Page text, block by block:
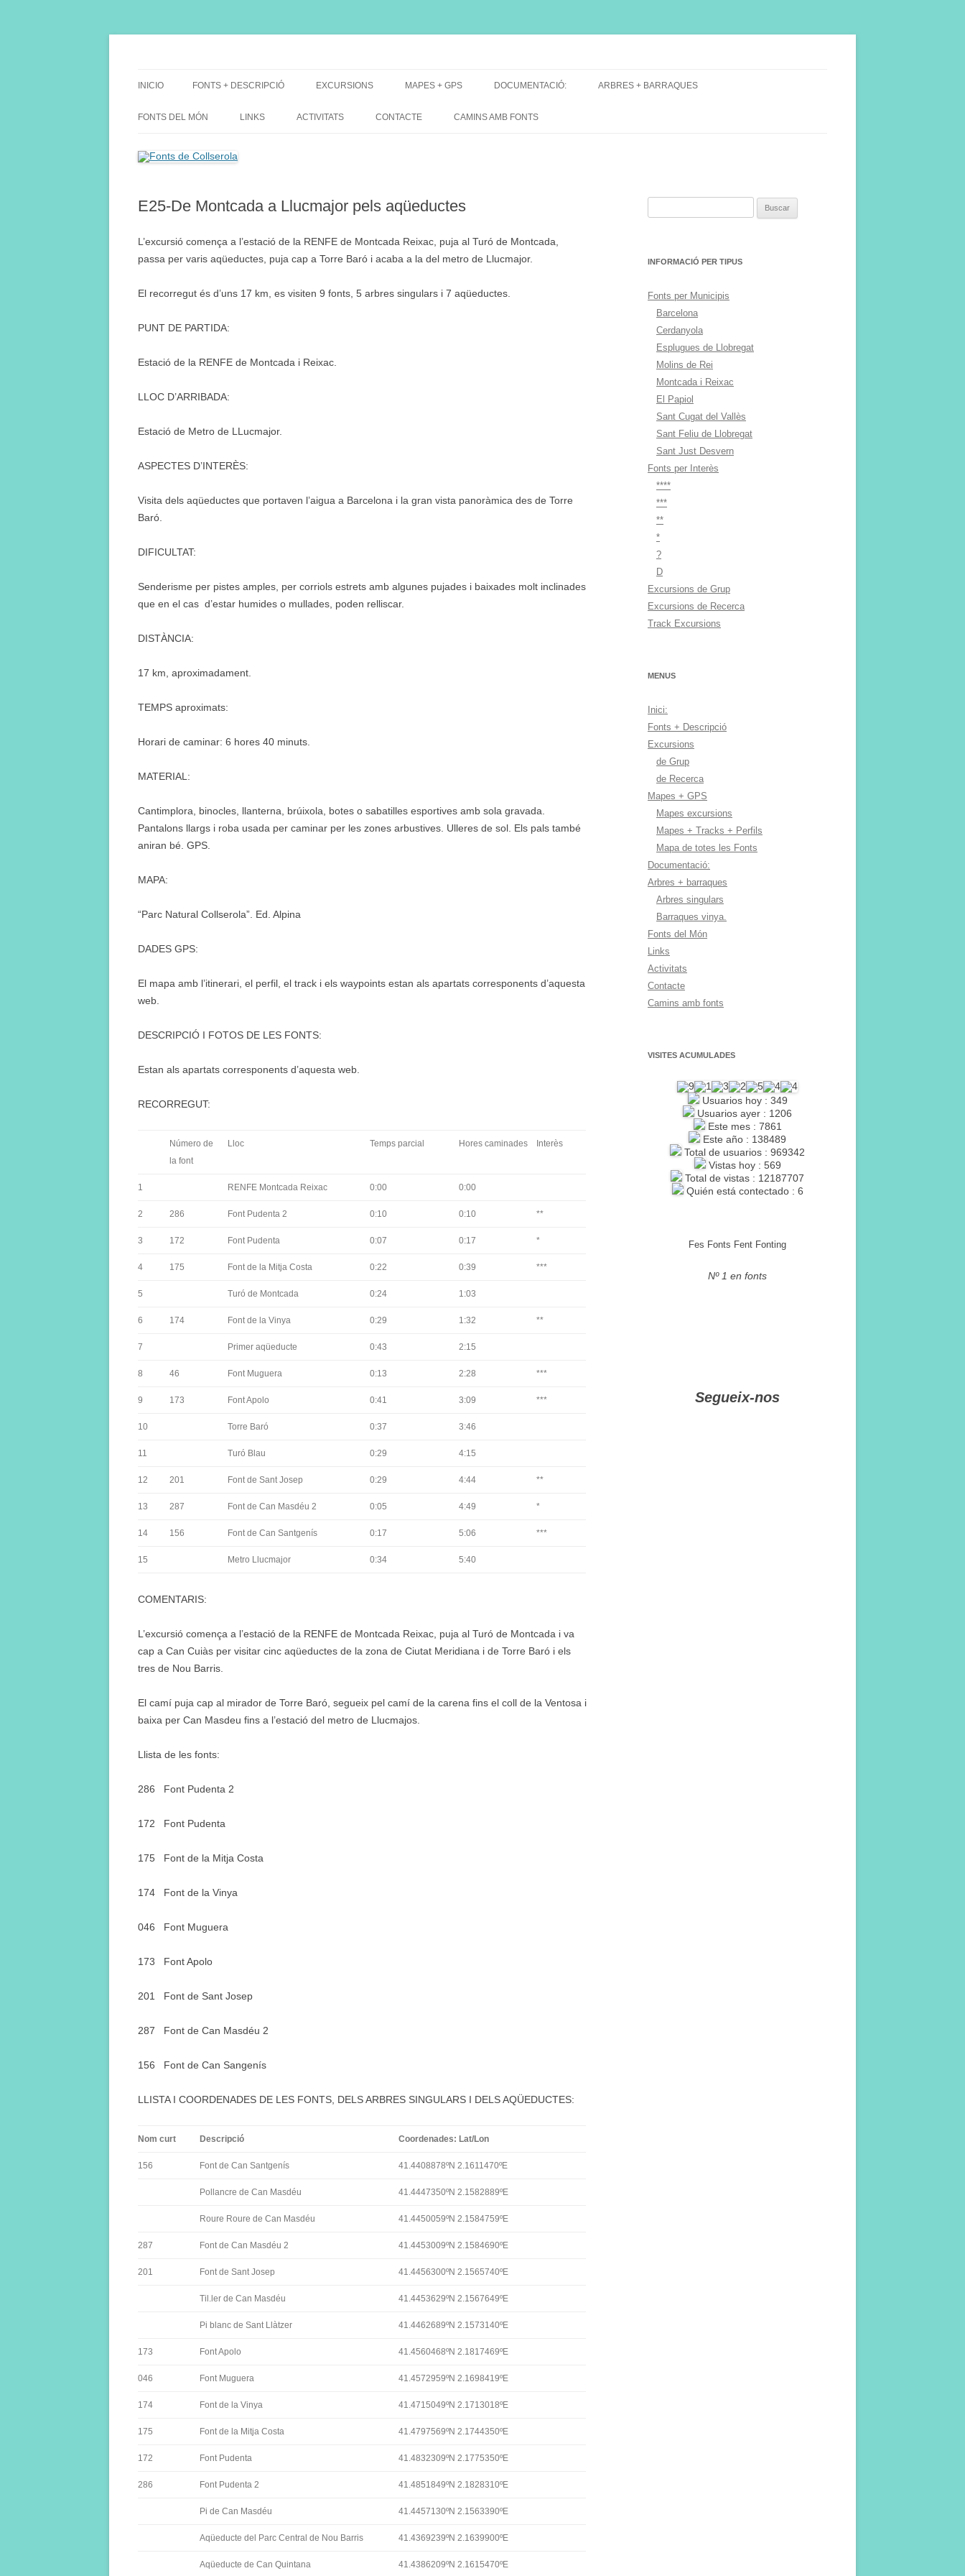
INICIO FONTS + DESCRIPCIÓ EXCURSIONS
DE GRUP
MAPES + GPS
MAPES EXCURSIONS
DOCUMENTACIÓ: ARBRES + BARRAQUES
FONTS DEL MÓN LINKS ACTIVITATS CONTACTE CAMINS AMB FONTS
E25-De Montcada a Llucmajor pels aqüeductes
L’excursió comença a l’estació de la RENFE de Montcada Reixac, puja al Turó de Montcada,
passa per varis aqüeductes, puja cap a Torre Baró i acaba a la del metro de Llucmajor.
El recorregut és d’uns 17 km, es visiten 9 fonts, 5 arbres singulars i 7 aqüeductes.
PUNT DE PARTIDA:
Estació de la RENFE de Montcada i Reixac.
LLOC D’ARRIBADA:
Estació de Metro de LLucmajor.
ASPECTES D’INTERÈS:
Visita dels aqüeductes que portaven l’aigua a Barcelona i la gran vista panoràmica des de Torre
Baró.
DIFICULTAT:
Senderisme per pistes amples, per corriols estrets amb algunes pujades i baixades molt inclinades
que en el cas d’estar humides o mullades, poden relliscar.
DISTÀNCIA:
17 km, aproximadament.
TEMPS aproximats:
Horari de caminar: 6 hores 40 minuts.
MATERIAL:
Cantimplora, binocles, llanterna, brúixola, botes o sabatilles esportives amb sola gravada.
Pantalons llargs i roba usada per caminar per les zones arbustives. Ulleres de sol. Els pals també
aniran bé. GPS.
MAPA:
“Parc Natural Collserola”. Ed. Alpina
DADES GPS:
El mapa amb l’itinerari, el perfil, el track i els waypoints estan als apartats corresponents d’aquesta
web.
DESCRIPCIÓ I FOTOS DE LES FONTS:
Estan als apartats corresponents d’aquesta web.
RECORREGUT:
Número de
la font
Lloc Temps parcial Hores caminades Interès
1 RENFE Montcada Reixac 0:00 0:00
2 286 Font Pudenta 2 0:10 0:10 **
3 172 Font Pudenta 0:07 0:17 *
4 175 Font de la Mitja Costa 0:22 0:39 ***
5 Turó de Montcada 0:24 1:03
6 174 Font de la Vinya 0:29 1:32 **
7 Primer aqüeducte 0:43 2:15
8 46 Font Muguera 0:13 2:28 ***
9 173 Font Apolo 0:41 3:09 ***
10 Torre Baró 0:37 3:46
11 Turó Blau 0:29 4:15
12 201 Font de Sant Josep 0:29 4:44 **
13 287 Font de Can Masdéu 2 0:05 4:49 *
14 156 Font de Can Santgenís 0:17 5:06 ***
15 Metro Llucmajor 0:34 5:40
COMENTARIS:
L’excursió comença a l’estació de la RENFE de Montcada Reixac, puja al Turó de Montcada i va
cap a Can Cuiàs per visitar cinc aqüeductes de la zona de Ciutat Meridiana i de Torre Baró i els
tres de Nou Barris.
El camí puja cap al mirador de Torre Baró, segueix pel camí de la carena fins el coll de la Ventosa i
baixa per Can Masdeu fins a l’estació del metro de Llucmajos.
Llista de les fonts:
286 Font Pudenta 2
172 Font Pudenta
175 Font de la Mitja Costa
174 Font de la Vinya
046 Font Muguera
173 Font Apolo
201 Font de Sant Josep
287 Font de Can Masdéu 2
156 Font de Can Sangenís
LLISTA I COORDENADES DE LES FONTS, DELS ARBRES SINGULARS I DELS AQÜEDUCTES:
Nom curt Descripció Coordenades: Lat/Lon
156 Font de Can Santgenís 41.4408878ºN 2.1611470ºE
Pollancre de Can Masdéu 41.4447350ºN 2.1582889ºE
Roure Roure de Can Masdéu 41.4450059ºN 2.1584759ºE
287 Font de Can Masdéu 2 41.4453009ºN 2.1584690ºE
201 Font de Sant Josep 41.4456300ºN 2.1565740ºE
Til.ler de Can Masdéu 41.4453629ºN 2.1567649ºE
Pi blanc de Sant Llàtzer 41.4462689ºN 2.1573140ºE
173 Font Apolo 41.4560468ºN 2.1817469ºE
046 Font Muguera 41.4572959ºN 2.1698419ºE
174 Font de la Vinya 41.4715049ºN 2.1713018ºE
175 Font de la Mitja Costa 41.4797569ºN 2.1744350ºE
172 Font Pudenta 41.4832309ºN 2.1775350ºE
286 Font Pudenta 2 41.4851849ºN 2.1828310ºE
Pi de Can Masdéu 41.4457130ºN 2.1563390ºE
Aqüeducte del Parc Central de Nou Barris 41.4369239ºN 2.1639900ºE
Aqüeducte de Can Quintana 41.4386209ºN 2.1615470ºE
INFORMACIÓ PER TIPUS
Fonts per Municipis
Barcelona
Cerdanyola
Esplugues de Llobregat
Molins de Rei
Montcada i Reixac
El Papiol
Sant Cugat del Vallès
Sant Feliu de Llobregat
Sant Just Desvern
Fonts per Interès
****
***
**
*
?
D
Excursions de Grup
Excursions de Recerca
Track Excursions
MENUS
Inici:
Fonts + Descripció
Excursions
de Grup
de Recerca
Mapes + GPS
Mapes excursions
Mapes + Tracks + Perfils
Mapa de totes les Fonts
Documentació:
Arbres + barraques
Arbres singulars
Barraques vinya.
Fonts del Món
Links
Activitats
Contacte
Camins amb fonts
VISITES ACUMULADES
Usuarios hoy : 349
Usuarios ayer : 1206
Este mes : 7861
Este año : 138489
Total de usuarios : 969342
Vistas hoy : 569
Total de vistas : 12187707
Quién está contectado : 6
Fes Fonts Fent Fonting
Nº 1 en fonts
Segueix-nos